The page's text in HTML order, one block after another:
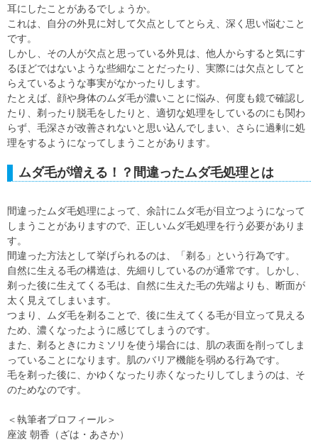
耳にしたことがあるでしょうか。
これは、自分の外見に対して欠点としてとらえ、深く思い悩むこと
です。
しかし、その人が欠点と思っている外見は、他人からすると気にす
るほどではないような些細なことだったり、実際には欠点としてと
らえているような事実がなかったりします。
たとえば、顔や身体のムダ毛が濃いことに悩み、何度も鏡で確認し
たり、剃ったり脱毛をしたりと、適切な処理をしているのにも関わ
らず、毛深さが改善されないと思い込んでしまい、さらに過剰に処
理をするようになってしまうことがあります。
ムダ毛が増える！？間違ったムダ毛処理とは
間違ったムダ毛処理によって、余計にムダ毛が目立つようになって
しまうことがありますので、正しいムダ毛処理を行う必要がありま
す。
間違った方法として挙げられるのは、「剃る」という行為です。
自然に生える毛の構造は、先細りしているのが通常です。しかし、
剃った後に生えてくる毛は、自然に生えた毛の先端よりも、断面が
太く見えてしまいます。
つまり、ムダ毛を剃ることで、後に生えてくる毛が目立って見える
ため、濃くなったように感じてしまうのです。
また、剃るときにカミソリを使う場合には、肌の表面を削ってしま
っていることになります。肌のバリア機能を弱める行為です。
毛を剃った後に、かゆくなったり赤くなったりしてしまうのは、そ
のためなのです。
＜執筆者プロフィール＞
座波 朝香（ざは・あさか）